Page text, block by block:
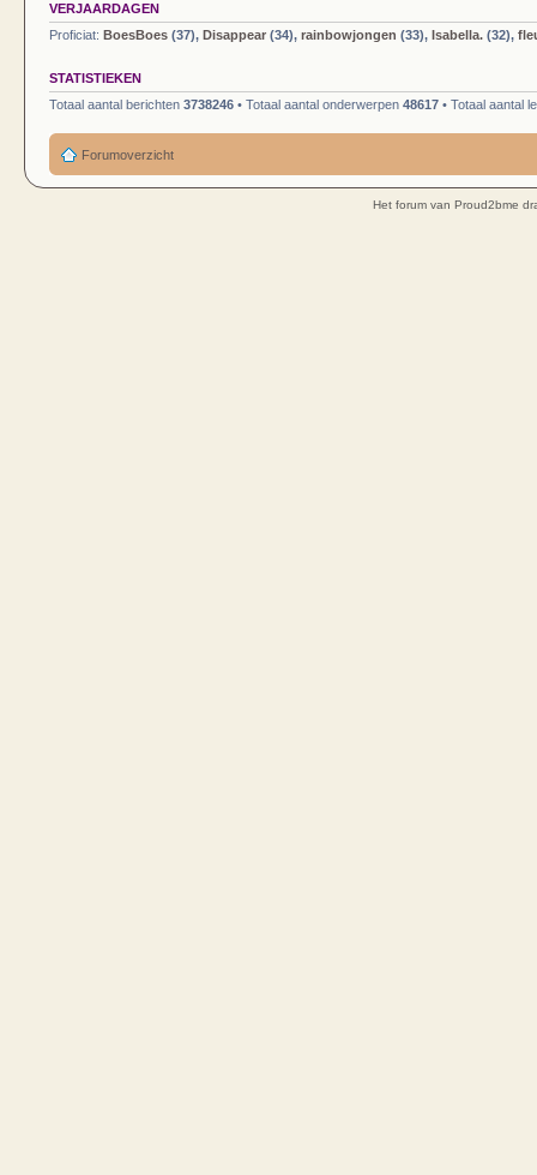
VERJAARDAGEN
Proficiat: BoesBoes (37), Disappear (34), rainbowjongen (33), Isabella. (32),
STATISTIEKEN
Totaal aantal berichten 3738246 • Totaal aantal onderwerpen 48617 • Totaal aantal
Forumoverzicht
Het forum van Proud2bme